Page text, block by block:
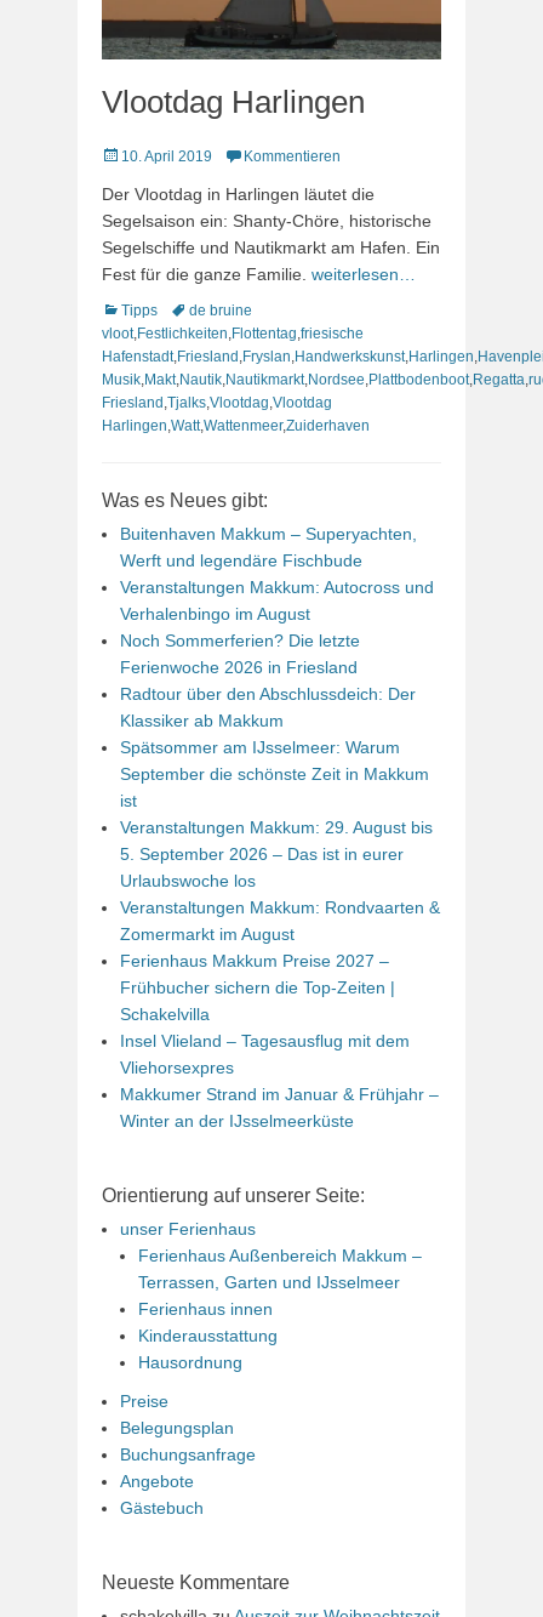
Vlootdag Harlingen
Veröffentlicht
10. April 2019 Kommentieren
Der Vlootdag in Harlingen läutet die
Segelsaison ein: Shanty-Chöre, historische
Segelschiffe und Nautikmarkt am Hafen. Ein
Fest für die ganze Familie. weiterlesen…
Kategorien
Tipps Schlagworte
de bruine
vloot,Festlichkeiten,Flottentag,friesische
Hafenstadt,Friesland ,Fryslan,Handwerkskunst,Harlingen,
Musik,Makt,Nautik,Nautikmarkt,Nordsee,Plattbodenboot,Regatta,
Friesland ,Tjalks,Vlootdag,Vlootdag
Harlingen,Watt,Wattenmeer,Zuiderhaven
Was es Neues gibt:
Buitenhaven Makkum – Superyachten,
Werft und legendäre Fischbude
Veranstaltungen Makkum: Autocross und
Verhalenbingo im August
Noch Sommerferien? Die letzte
Ferienwoche 2026 in Friesland
Radtour über den Abschlussdeich: Der
Klassiker ab Makkum
Spätsommer am IJsselmeer: Warum
September die schönste Zeit in Makkum
ist
Veranstaltungen Makkum: 29. August bis
5. September 2026 – Das ist in eurer
Urlaubswoche los
Veranstaltungen Makkum: Rondvaarten &
Zomermarkt im August
Ferienhaus Makkum Preise 2027 –
Frühbucher sichern die Top-Zeiten |
Schakelvilla
Insel Vlieland – Tagesausflug mit dem
Vliehorsexpres
Makkumer Strand im Januar & Frühjahr –
Winter an der IJsselmeerküste
Orientierung auf unserer Seite:
unser Ferienhaus
Ferienhaus Außenbereich Makkum –
Terrassen, Garten und IJsselmeer
Ferienhaus innen
Kinderausstattung
Hausordnung
Preise
Belegungsplan
Buchungsanfrage
Angebote
Gästebuch
Neueste Kommentare